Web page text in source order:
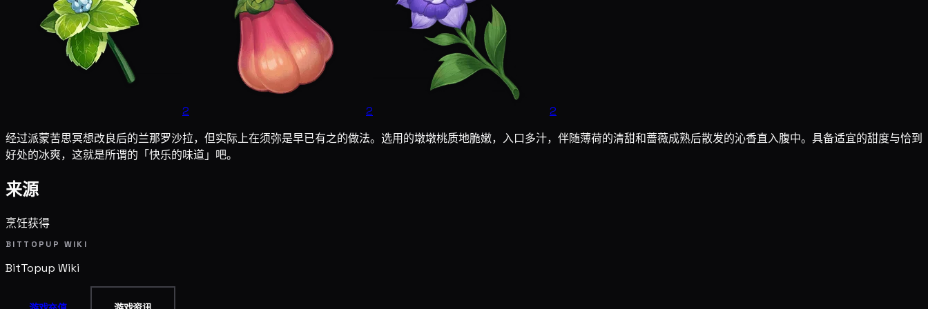
2 2
2
经过派蒙苦思冥想改良后的兰那罗沙拉，但实际上在须弥是早已有之的做法。选用的墩墩桃质地脆嫩，入口多汁，伴随薄荷的清甜和蔷薇成熟后散发的沁香直入腹中。具备适宜的甜度与恰到
好处的冰爽，这就是所谓的「快乐的味道」吧。
来源
烹饪获得
BITTOPUP WIKI
BitTopup Wiki